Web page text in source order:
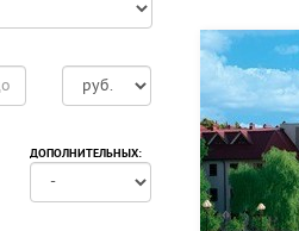
ДОПОЛНИТЕЛЬНЫХ: